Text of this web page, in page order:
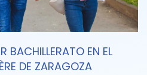
BACHILLERATO EN EL
DE ZARAGOZA